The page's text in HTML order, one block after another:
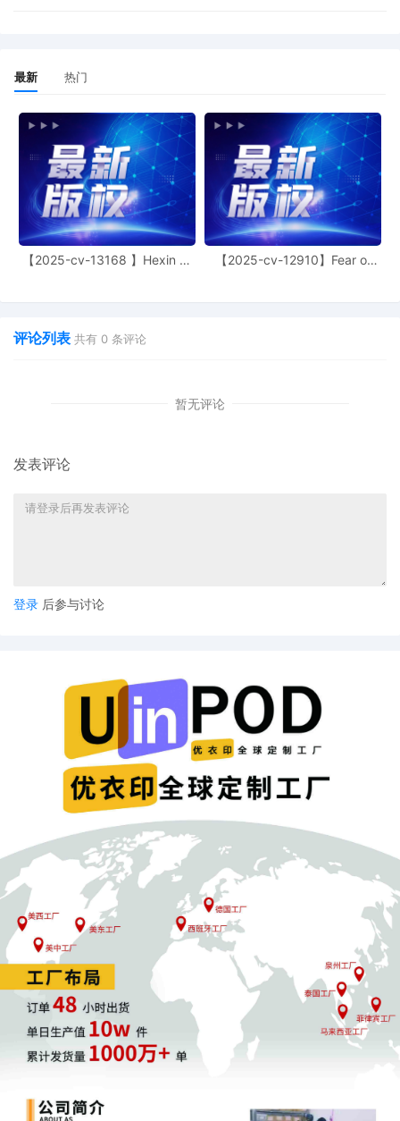
最新 热门
【2025-cv-13168 】Hexin 塑
【2025-cv-12910】Fear of
评论列表 共有 0 条评论
暂无评论
发表评论
登录 后参与讨论